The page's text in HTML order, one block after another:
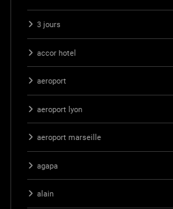
3 jours
accor hotel
aeroport
aeroport lyon
aeroport marseille
agapa
alain